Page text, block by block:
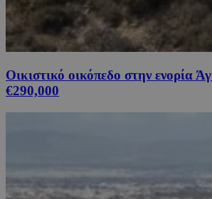
Οικιστικό οικόπεδο στην ενορία
€290,000